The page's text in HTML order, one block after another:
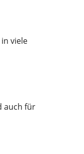
viele
auch für